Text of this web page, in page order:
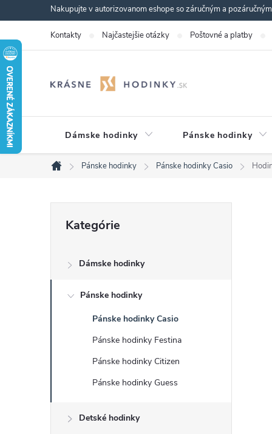
na
obsah
Nakupujte v autorizovanom eshope so záručným a
Kontakty Najčastejšie otázky Poštovné a platby
Dámske hodinky Pánske hodinky
Domov
Pánske hodinky Pánske hodinky Casio
č
a
kategórie
Kategórie
Dámske hodinky
Pánske hodinky
Pánske hodinky Casio
Pánske hodinky Festina
Pánske hodinky Citizen
Pánske hodinky Guess
Detské hodinky